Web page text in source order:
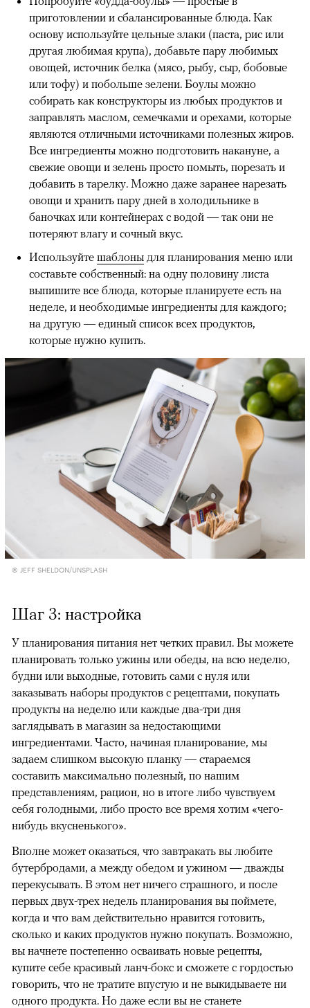
приготовлении и сбалансированные блюда. Как
основу используйте цельные злаки (паста, рис или
другая любимая крупа), добавьте пару любимых
овощей, источник белка (мясо, рыбу, сыр, бобовые
или тофу) и побольше зелени. Боулы можно
собирать как конструкторы из любых продуктов и
заправлять маслом, семечками и орехами, которые
являются отличными источниками полезных жиров.
Все ингредиенты можно подготовить накануне, а
свежие овощи и зелень просто помыть, порезать и
добавить в тарелку. Можно даже заранее нарезать
овощи и хранить пару дней в холодильнике в
баночках или контейнерах с водой — так они не
потеряют влагу и сочный вкус.
Используйте шаблоны для планирования меню или
составьте собственный: на одну половину листа
выпишите все блюда, которые планируете есть на
неделе, и необходимые ингредиенты для каждого;
на другую — единый список всех продуктов,
которые нужно купить.
© JEFF SHELDON/UNSPLASH
Шаг 3: настройка
У планирования питания нет четких правил. Вы можете
планировать только ужины или обеды, на всю неделю,
будни или выходные, готовить сами с нуля или
заказывать наборы продуктов с рецептами, покупать
продукты на неделю или каждые два-три дня
заглядывать в магазин за недостающими
ингредиентами. Часто, начиная планирование, мы
задаем слишком высокую планку — стараемся
составить максимально полезный, по нашим
представлениям, рацион, но в итоге либо чувствуем
себя голодными, либо просто все время хотим «чего-
нибудь вкусненького».
Вполне может оказаться, что завтракать вы любите
бутербродами, а между обедом и ужином — дважды
перекусывать. В этом нет ничего страшного, и после
первых двух-трех недель планирования вы поймете,
когда и что вам действительно нравится готовить,
сколько и каких продуктов нужно покупать. Возможно,
вы начнете постепенно осваивать новые рецепты,
купите себе красивый ланч-бокс и сможете с гордостью
говорить, что не тратите впустую и не выкидываете ни
одного продукта. Но даже если вы не станете